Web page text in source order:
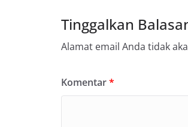
Tinggalkan
Alamat email Anda tidak
Komentar*